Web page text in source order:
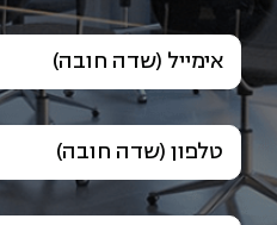
אימייל (שדה חובה)
טלפון (שדה חובה)